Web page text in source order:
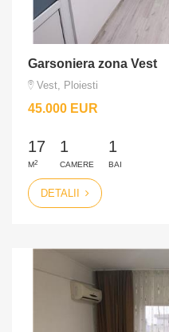
Garsoniera zona Vest
Vest, Ploiesti
45.000 EUR
17
M2
1
CAMERE
1
BAI
DETALII